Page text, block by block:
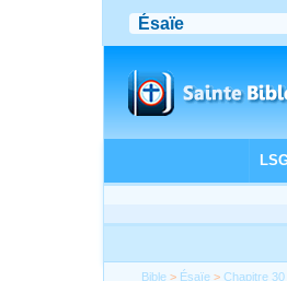
Bible > Ésaïe >Chapitre 30